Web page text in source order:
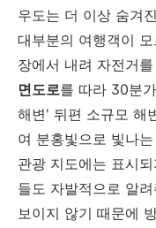
우도는 더 이상 숨겨
대부분의 여행객이
장에서 내려 자전거
면도로를 따라 30분
해변' 뒤편 소규모 해
여 분홍빛으로 빛나
관광 지도에는 표시
들도 자발적으로 알
보이지 않기 때문에